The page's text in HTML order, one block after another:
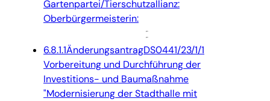
Gartenpartei/Tierschutzallianz:
Oberbürgermeisterin:
6.8.1.1ÄnderungsantragDS0441/23/1/1
Vorbereitung und Durchführung der
Investitions- und Baumaßnahme
"Modernisierung der Stadthalle mit